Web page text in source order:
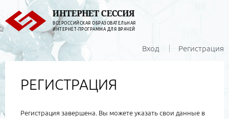
ВСЕРОССИЙСКАЯ ОБРАЗОВАТЕЛЬНАЯ
ИНТЕРНЕТ-ПРОГРАММА ДЛЯ ВРАЧЕЙ
Вход Регистрация
РЕГИСТРАЦИЯ
Регистрация завершена. Вы можете указать свои данные в